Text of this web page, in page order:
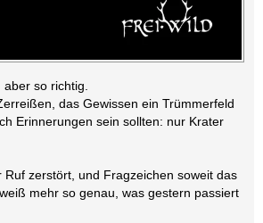
so richtig.
das Gewissen ein Trümmerfeld
Erinnerungen sein sollten: nur Krater
Ruf zerstört, und Fragzeichen soweit das
mehr so genau, was gestern passiert